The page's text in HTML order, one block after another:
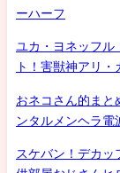
ーハーフ
ユカ・ヨネッフル
ト！害獣神アリ
おネコさん的ま
ンタルメンヘラ
スケバン！デカ